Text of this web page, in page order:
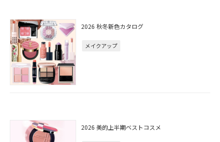
2026 秋冬新色カタログ
メイクアップ
2026 美的上半期ベストコスメ